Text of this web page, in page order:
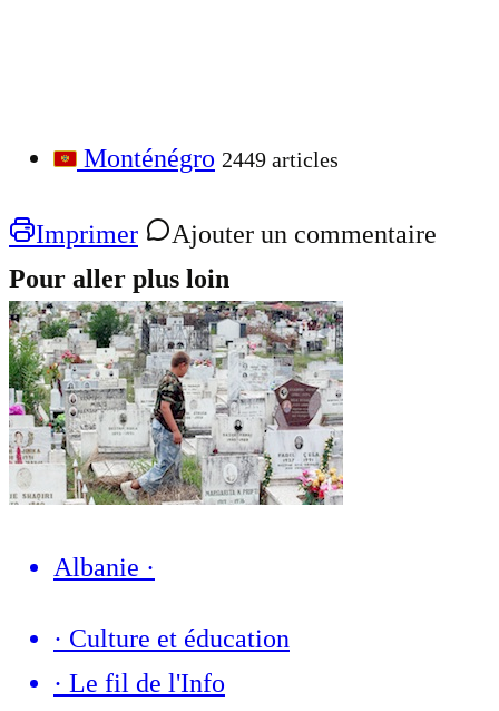
Monténégro 2449 articles
Imprimer
Ajouter un commentaire
Pour aller plus loin
Albanie ·
· Culture et éducation
· Le fil de l'Info